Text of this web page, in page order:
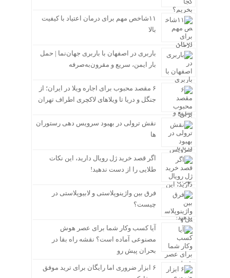
۱۱شاخص مهم برای درمان اعتیاد با کیفیت
بالا
باربری در اصفهان با باربری جهان‌نما | حمل
بار ایمن، سریع و مقرون‌به‌صرفه
۶ مقصد محبوب برای اجاره ویلا در ایران؛ از
جنگل و دریا تا ویلاهای لاکچری اطراف تهران
نقش ترولی در بهبود سرویس دهی رستوران
ها
اگر قصد خرید ژل رویال دارید، این نکات
طلایی را از دست ندهید!
فرق بین واژینوپلاستی و لابیوپلاستی در
چیست؟
آیا کسب وکار شما برای عصر هوش
مصنوعی آماده است؟ نقشه راه بقا در
بحران پیش رو
۶ ابزار ضروری اما رایگان برای ترید موفق